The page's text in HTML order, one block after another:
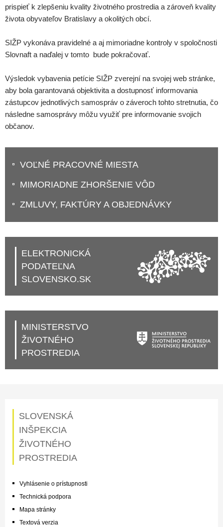
prispieť k zlepšeniu kvality životného prostredia a zároveň kvality
života obyvateľov Bratislavy a okolitých obcí.
SIŽP vykonáva pravidelné a aj mimoriadne kontroly v spoločnosti
Slovnaft a naďalej v tomto bude pokračovať.
Výsledok vybavenia petície SIŽP zverejní na svojej web stránke,
aby bola garantovaná objektivita a dostupnosť informovania
zástupcov jednotlivých samospráv o záveroch tohto stretnutia, čo
následne samosprávy môžu využiť pre informovanie svojich
občanov.
VOĽNÉ PRACOVNÉ MIESTA
MIMORIADNE ZHORŠENIE VÔD
ZMLUVY, FAKTÚRY A OBJEDNÁVKY
ELEKTRONICKÁ
PODATEĽNA
SLOVENSKO.SK
MINISTERSTVO
ŽIVOTNÉHO
PROSTREDIA
SLOVENSKÁ
INŠPEKCIA
ŽIVOTNÉHO
PROSTREDIA
Vyhlásenie o prístupnosti
Technická podpora
Mapa stránky
Textová verzia